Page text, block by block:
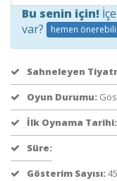
Bu senin için!
var?
hemen
Sahneleyen
Oyun Durumu:
İlk Oynama Tarihi:
Süre:
Gösterim Sayısı:45